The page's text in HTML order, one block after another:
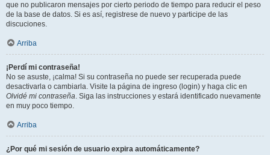
que no publicaron mensajes por cierto periodo de tiempo para reducir el peso
de la base de datos. Si es así, registrese de nuevo y participe de las
discuciones.
Arriba
¡Perdí mi contraseña!
No se asuste, ¡calma! Si su contraseña no puede ser recuperada puede
desactivarla o cambiarla. Visite la página de ingreso (login) y haga clic en
Olvidé mi contraseña. Siga las instrucciones y estará identificado nuevamente
en muy poco tiempo.
Arriba
¿Por qué mi sesión de usuario expira automáticamente?